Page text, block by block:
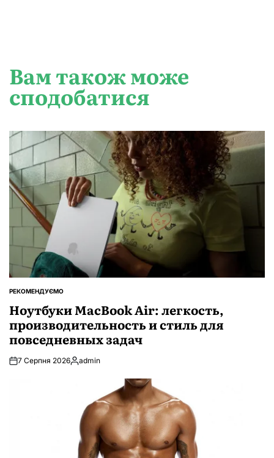
Вам також може
сподобатися
ОПУБЛІКУВАТИ
РЕКОМЕНДУЄМО
Ноутбуки MacBook Air: легкость,
производительность и стиль для
повседневных задач
7 Серпня 2026Опубліковано
admin